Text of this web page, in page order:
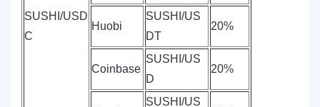
SUSHI/USD
C
Huobi
SUSHI/US
DT
20%
Coinbase
SUSHI/US
D
20%
SUSHI/US